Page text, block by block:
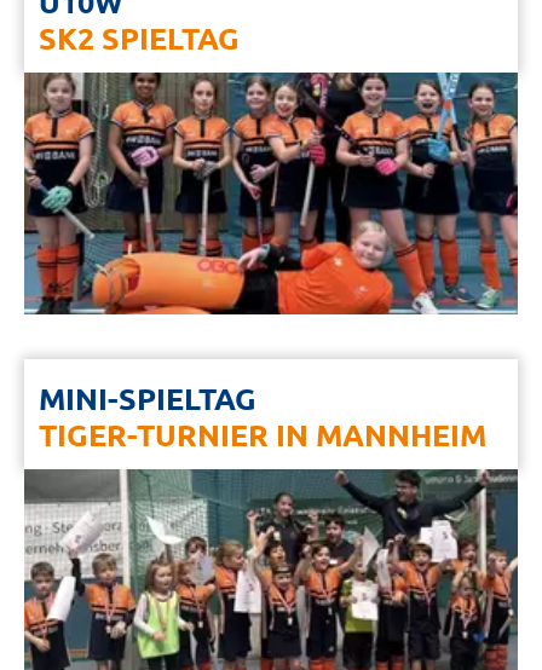
SK2 SPIELTAG
MINI-SPIELTAG
TIGER-TURNIER IN MANNHEIM